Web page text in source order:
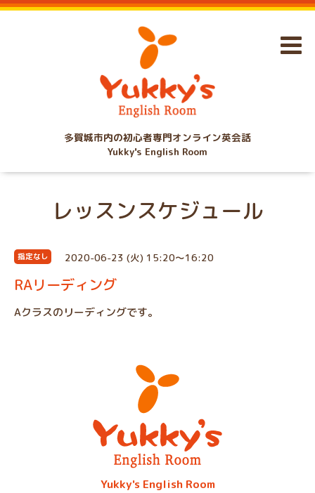
多賀城市内の初心者専門オンライン英会話
Yukky's English Room
レッスンスケジュール
指定なし 2020-06-23 (火) 15:20～16:20
RAリーディング
Aクラスのリーディングです。
Yukky's English Room